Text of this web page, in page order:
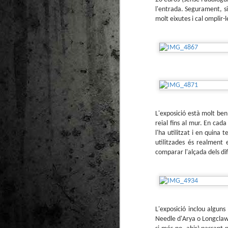
l'entrada. Segurament,
molt eixutes i cal omplir-
L'exposició està molt
reial fins al mur. En
l'ha utilitzat i en quina
utilitzades és realment
comparar l'alçada dels
L'exposició inclou
Needle d'Arya o